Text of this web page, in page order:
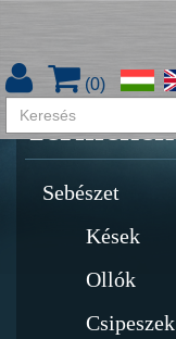
(0)
Termékek
Sebészet
Kések
Ollók
Csipeszek